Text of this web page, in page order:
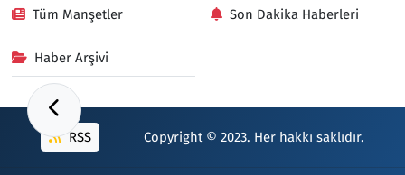
Tüm Manşetler Son Dakika Haberleri
Haber Arşivi
RSS Copyright © 2023. Her hakkı saklıdır.